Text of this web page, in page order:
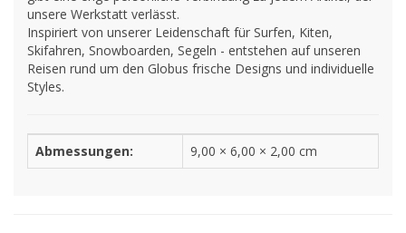
unsere Werkstatt verlässt.
Inspiriert von unserer Leidenschaft für Surfen, Kiten,
Skifahren, Snowboarden, Segeln - entstehen auf unseren
Reisen rund um den Globus frische Designs und individuelle
Styles.
Abmessungen: 9,00 × 6,00 × 2,00 cm